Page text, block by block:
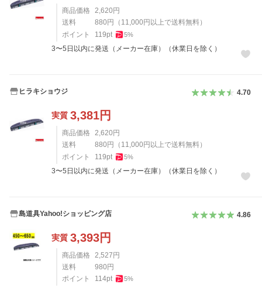
商品価格 2,620 円
送料
880 円 （ 11,000 円以上で送料無料）
ポイント
119pt 5%
3〜5日以内に発送（メーカー在庫）（休業日を除く）
ヒラキショウジ 4.70
実質 3,381円
商品価格 2,620 円
送料
880 円 （ 11,000 円以上で送料無料）
ポイント
119pt 5%
3〜5日以内に発送（メーカー在庫）（休業日を除く）
島道具Yahoo!ショッピング店 4.86
実質 3,393円
商品価格 2,527 円
送料
980 円
ポイント
114pt 5%